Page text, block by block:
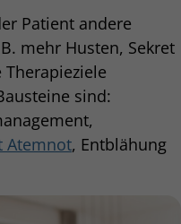
Patient andere
mehr Husten, Sekret
sind:
Atemnot, Entblähung